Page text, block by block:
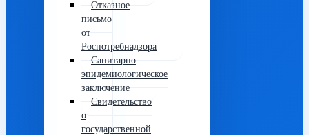
Отказное
письмо
от
Роспотребнадзора
Санитарно
эпидемиологическое
заключение
Свидетельство
о
государственной